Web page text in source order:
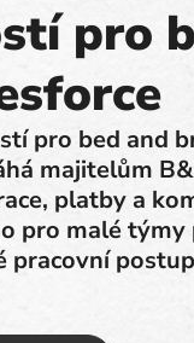
pro
pro bed and
majitelům
platby a
pro malé
pracovní